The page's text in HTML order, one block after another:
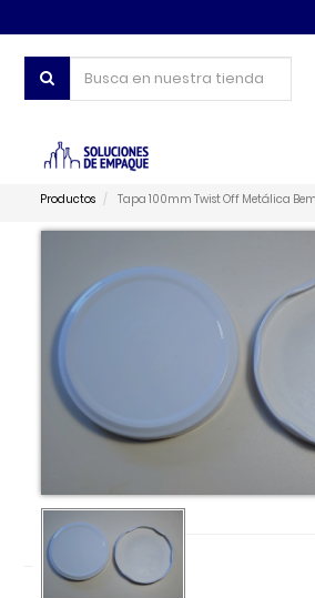
Productos Tapa 100mm Twist Off Metálica